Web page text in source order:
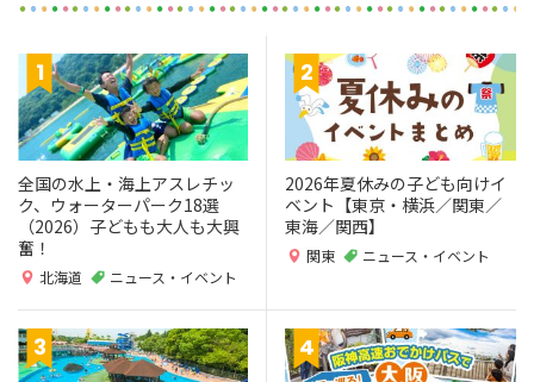
全国の水上・海上アスレチッ
ク、ウォーターパーク18選
（2026）子どもも大人も大興
奮！
北海道 ニュース・イベント
2026年夏休みの子ども向けイ
ベント【東京・横浜／関東／
東海／関西】
関東 ニュース・イベント